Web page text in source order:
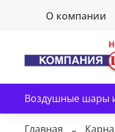
О компании
Воздушные шары
Главная